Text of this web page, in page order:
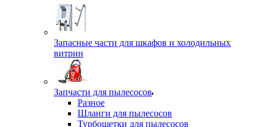
Запасные части для шкафов и холодильных
витрин
Запчасти для пылесосов
Разное
Шланги для пылесосов
Турбощетки для пылесосов